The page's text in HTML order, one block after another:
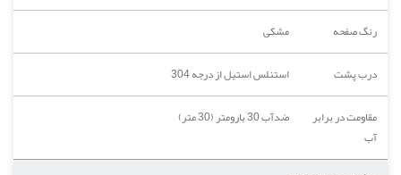
رنگ صفحه
مشکی
درب پشت
استنلس استیل از درجه 304
مقاومت در برابر
آب
ضدآب 30 بارومتر (30 متر)